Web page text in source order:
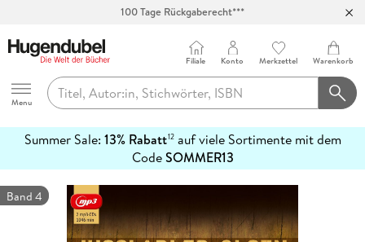
100 Tage Rückgaberecht***
Hugendubel
Menu
Filiale Konto Merkzettel Warenkorb
Summer Sale: 13% Rabatt12auf viele Sortimente mit dem
CodeSOMMER13
erfahren
Band 4